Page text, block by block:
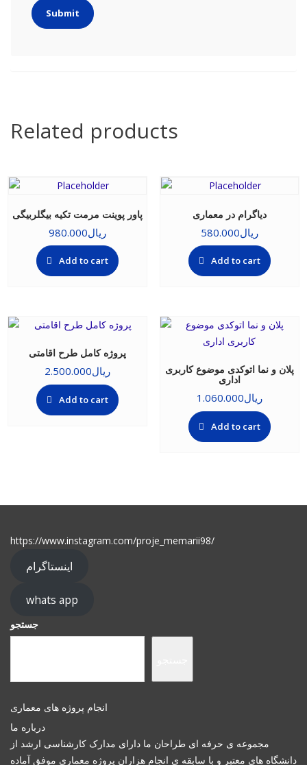
Related products
پاور پوینت مرمت تکیه بیگلربیگی
ریال980.000
Add to cart
دیاگرام در معماری
ریال580.000
Add to cart
پروژه کامل طرح اقامتی
ریال2.500.000
Add to cart
پلان و نما اتوکدی موضوع کاربری
اداری
ریال1.060.000
Add to cart
https://www.instagram.com/proje_memarii98/
اینستاگرام
whats app
جستجو
انجام پروژه های معماری
درباره ما
مجموعه ی حرفه ای طراحان ما دارای مدارک کارشناسی ارشد از
دانشگاه های معتبر و با سابقه ی انجام هزاران پروژه معماری موفق آماده